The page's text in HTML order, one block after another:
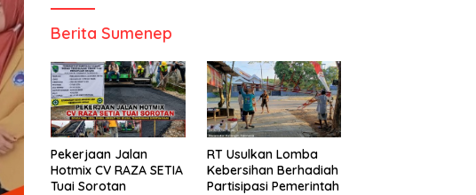
Berita Sumenep
Pekerjaan Jalan
Hotmix CV RAZA SETIA
Tuai Sorotan
RT Usulkan Lomba
Kebersihan Berhadiah
Partisipasi Pemerintah